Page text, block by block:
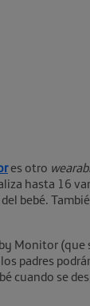
es otro
hasta 16
bebé.
Monitor (que
padres
cuando se